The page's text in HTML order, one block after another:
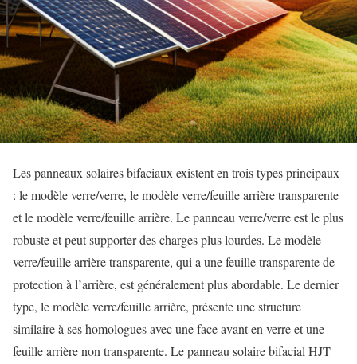
Les panneaux solaires bifaciaux existent en trois types principaux
: le modèle verre/verre, le modèle verre/feuille arrière transparente
et le modèle verre/feuille arrière. Le panneau verre/verre est le plus
robuste et peut supporter des charges plus lourdes. Le modèle
verre/feuille arrière transparente, qui a une feuille transparente de
protection à l’arrière, est généralement plus abordable. Le dernier
type, le modèle verre/feuille arrière, présente une structure
similaire à ses homologues avec une face avant en verre et une
feuille arrière non transparente. Le panneau solaire bifacial HJT